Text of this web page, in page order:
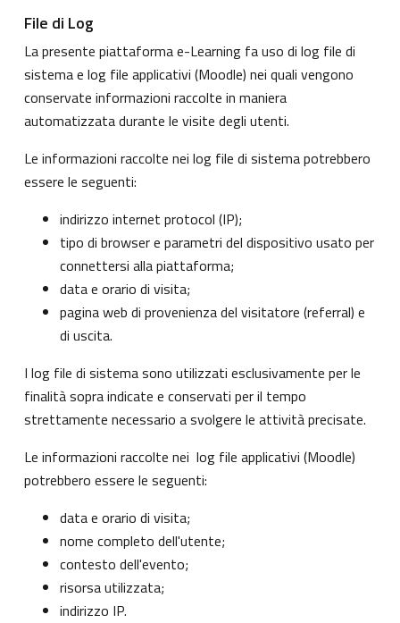
File di Log
La presente piattaforma e-Learning fa uso di log file di
sistema e log file applicativi (Moodle) nei quali vengono
conservate informazioni raccolte in maniera
automatizzata durante le visite degli utenti.
Le informazioni raccolte nei log file di sistema potrebbero
essere le seguenti:
indirizzo internet protocol (IP);
tipo di browser e parametri del dispositivo usato per
connettersi alla piattaforma;
data e orario di visita;
pagina web di provenienza del visitatore (referral) e
di uscita.
I log file di sistema sono utilizzati esclusivamente per le
finalità sopra indicate e conservati per il tempo
strettamente necessario a svolgere le attività precisate.
Le informazioni raccolte nei log file applicativi (Moodle)
potrebbero essere le seguenti:
data e orario di visita;
nome completo dell'utente;
contesto dell'evento;
risorsa utilizzata;
indirizzo IP.